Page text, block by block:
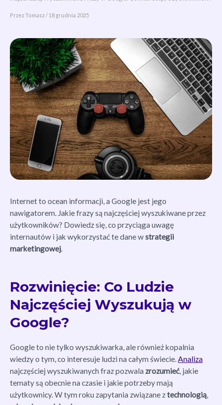
PrzezTomasz/ 18 grudnia 2025
Internet to ocean informacji, a Google jest jego
nawigatorem. Jakie frazy są najczęściej wyszukiwane przez
użytkowników? Dowiedz się, co przyciąga uwagę
internautów i jak wykorzystać te dane wstrategii
marketingowej.
Rozwinięcie: Co Ludzie
Najczęściej Wyszukują w
Google?
Google to nie tylko wyszukiwarka, ale również kopalnia
wiedzy o tym, co interesuje ludzi na całym świecie.Analiza
najczęściej wyszukiwanych fraz pozwala zrozumieć, jakie
tematy są obecnie na czasie i jakie potrzeby mają
użytkownicy. W tym roku zapytania związane ztechnologią,